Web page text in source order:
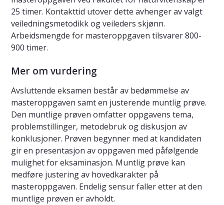
25 timer. Kontakttid utover dette avhenger av valgt
veiledningsmetodikk og veileders skjønn.
Arbeidsmengde for masteroppgaven tilsvarer 800-
900 timer.
Mer om vurdering
Avsluttende eksamen består av bedømmelse av
masteroppgaven samt en justerende muntlig prøve.
Den muntlige prøven omfatter oppgavens tema,
problemstillinger, metodebruk og diskusjon av
konklusjoner. Prøven begynner med at kandidaten
gir en presentasjon av oppgaven med påfølgende
mulighet for eksaminasjon. Muntlig prøve kan
medføre justering av hovedkarakter på
masteroppgaven. Endelig sensur faller etter at den
muntlige prøven er avholdt.